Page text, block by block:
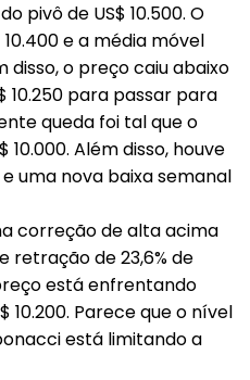
pivô de US$ 10.500. O
e a média móvel
disso, o preço caiu abaixo
10.250 para passar para
queda foi tal que o
10.000. Além disso, houve
uma nova baixa semanal
correção de alta acima
retração de 23,6% de
está enfrentando
10.200. Parece que o nível
está limitando a